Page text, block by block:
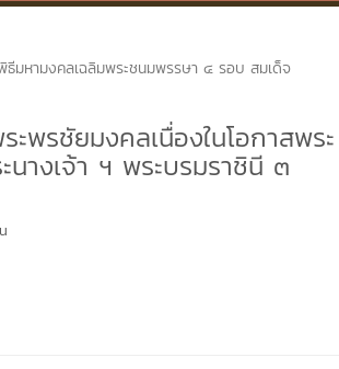
ธีมหามงคลเฉลิมพระชนมพรรษา ๔ รอบ สมเด็จ
พรชัยมงคลเนื่องในโอกาสพระ
างเจ้า ฯ พระบรมราชินี ๓